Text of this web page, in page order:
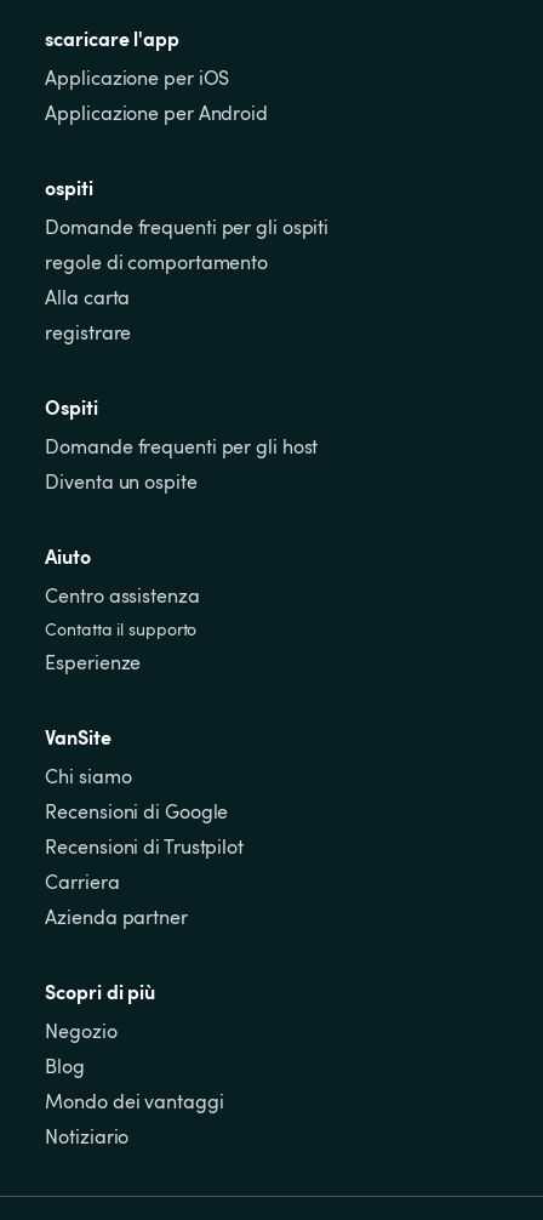
scaricare l'app
Applicazione per iOS
Applicazione per Android
ospiti
Domande frequenti per gli ospiti
regole di comportamento
Alla carta
registrare
Ospiti
Domande frequenti per gli host
Diventa un ospite
Aiuto
Centro assistenza
Contatta il supporto
Esperienze
VanSite
Chi siamo
Recensioni di Google
Recensioni di Trustpilot
Carriera
Azienda partner
Scopri di più
Negozio
Blog
Mondo dei vantaggi
Notiziario